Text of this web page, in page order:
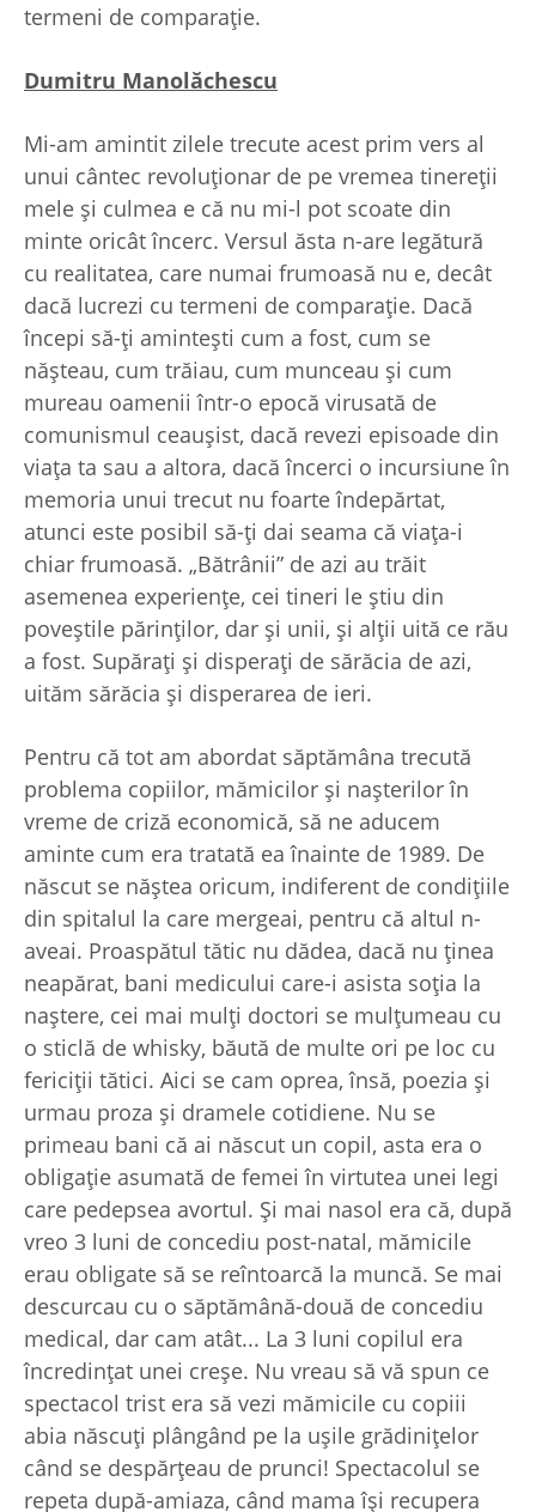
termeni de comparaţie.
Dumitru Manolăchescu
Mi-am amintit zilele trecute acest prim vers al
unui cântec revoluţionar de pe vremea tinereţii
mele şi culmea e că nu mi-l pot scoate din
minte oricât încerc. Versul ăsta n-are legătură
cu realitatea, care numai frumoasă nu e, decât
dacă lucrezi cu termeni de comparaţie. Dacă
începi să-ţi aminteşti cum a fost, cum se
năşteau, cum trăiau, cum munceau şi cum
mureau oamenii într-o epocă virusată de
comunismul ceauşist, dacă revezi episoade din
viaţa ta sau a altora, dacă încerci o incursiune în
memoria unui trecut nu foarte îndepărtat,
atunci este posibil să-ţi dai seama că viaţa-i
chiar frumoasă. „Bătrânii” de azi au trăit
asemenea experienţe, cei tineri le ştiu din
poveştile părinţilor, dar şi unii, şi alţii uită ce rău
a fost. Supăraţi şi disperaţi de sărăcia de azi,
uităm sărăcia şi disperarea de ieri.
Pentru că tot am abordat săptămâna trecută
problema copiilor, mămicilor şi naşterilor în
vreme de criză economică, să ne aducem
aminte cum era tratată ea înainte de 1989. De
născut se năştea oricum, indiferent de condiţiile
din spitalul la care mergeai, pentru că altul n-
aveai. Proaspătul tătic nu dădea, dacă nu ţinea
neapărat, bani medicului care-i asista soţia la
naştere, cei mai mulţi doctori se mulţumeau cu
o sticlă de whisky, băută de multe ori pe loc cu
fericiţii tătici. Aici se cam oprea, însă, poezia şi
urmau proza şi dramele cotidiene. Nu se
primeau bani că ai născut un copil, asta era o
obligaţie asumată de femei în virtutea unei legi
care pedepsea avortul. Şi mai nasol era că, după
vreo 3 luni de concediu post-natal, mămicile
erau obligate să se reîntoarcă la muncă. Se mai
descurcau cu o săptămână-două de concediu
medical, dar cam atât... La 3 luni copilul era
încredinţat unei creşe. Nu vreau să vă spun ce
spectacol trist era să vezi mămicile cu copiii
abia născuţi plângând pe la uşile grădiniţelor
când se despărţeau de prunci! Spectacolul se
repeta după-amiaza, când mama îşi recupera